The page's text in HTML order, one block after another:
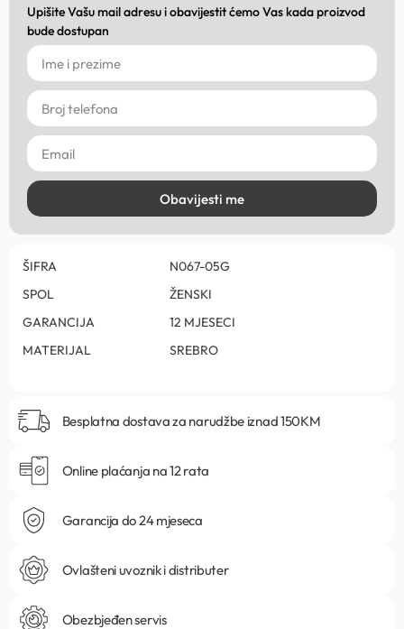
Upišite Vašu mail adresu i obavijestit ćemo Vas kada proizvod
bude dostupan
Obavijesti me
ŠIFRA
N067-05G
SPOL
ŽENSKI
GARANCIJA
12 MJESECI
MATERIJAL
SREBRO
Besplatna dostava za narudžbe iznad 150KM
Online plaćanja na 12 rata
Garancija do 24 mjeseca
Ovlašteni uvoznik i distributer
Obezbjeđen servis